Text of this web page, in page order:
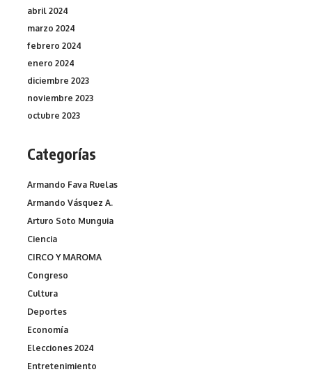
abril 2024
marzo 2024
febrero 2024
enero 2024
diciembre 2023
noviembre 2023
octubre 2023
Categorías
Armando Fava Ruelas
Armando Vásquez A.
Arturo Soto Munguia
Ciencia
CIRCO Y MAROMA
Congreso
Cultura
Deportes
Economía
Elecciones 2024
Entretenimiento